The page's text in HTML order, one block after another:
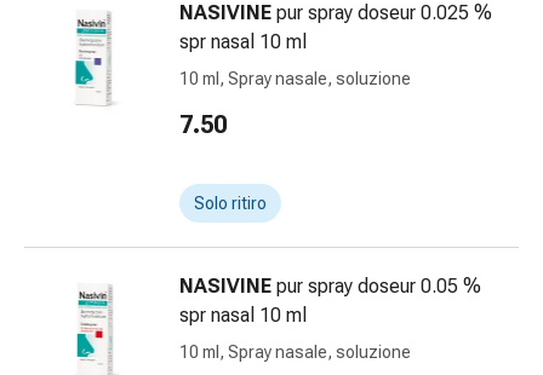
accessori
Detergente
naso
Raffreddore
delle
e
delle
ustioni
NASIVINE pur spray doseur 0.025 %
spr nasal 10 ml
10 ml, Spray nasale, soluzione
7.50
Solo ritiro
NASIVINE pur spray doseur 0.05 %
spr nasal 10 ml
10 ml, Spray nasale, soluzione